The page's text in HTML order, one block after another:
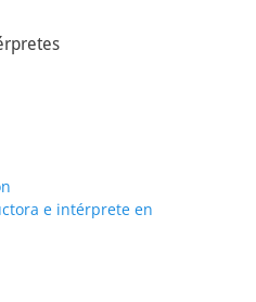
e intérprete en